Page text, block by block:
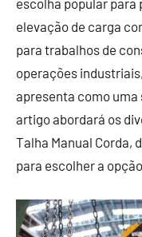
de
2023
escolha popular para
elevação de carga
para trabalhos de
operações
apresenta como
artigo abordará os
Talha Manual Corda,
para escolher a